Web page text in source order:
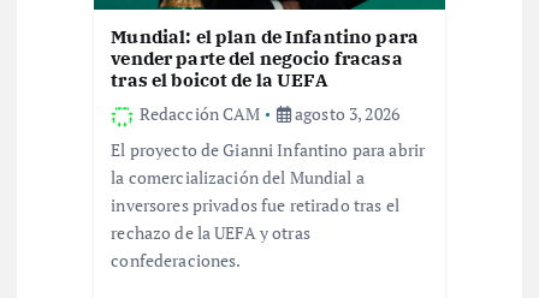
Mundial: el plan de Infantino para
vender parte del negocio fracasa
tras el boicot de la UEFA
Redacción CAM
agosto 3, 2026
El proyecto de Gianni Infantino para abrir
la comercialización del Mundial a
inversores privados fue retirado tras el
rechazo de la UEFA y otras
confederaciones.